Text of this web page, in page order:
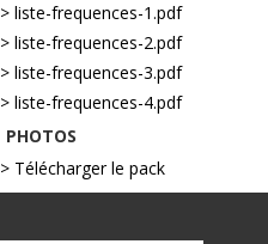
> liste-frequences-1.pdf
> liste-frequences-2.pdf
> liste-frequences-3.pdf
> liste-frequences-4.pdf
PHOTOS
> Télécharger le pack